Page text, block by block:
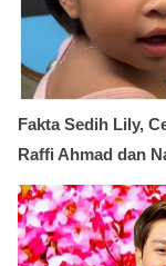
Fakta Sedih Lily,
Raffi Ahmad dan